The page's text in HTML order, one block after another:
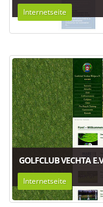
Internetseite
GOLFCLUB VECHTA
Internetseite